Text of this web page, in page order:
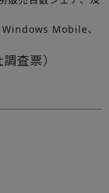
Mobile、
査票）